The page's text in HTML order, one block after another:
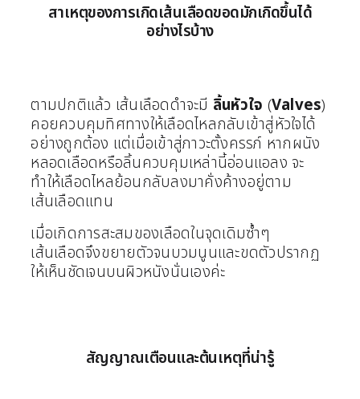
สาเหตุของการเกิดเส้นเลือดขอดมักเกิดขึ้นได้
อย่างไรบ้าง
ตามปกติแล้ว เส้นเลือดดำจะมี ลิ้นหัวใจ (Valves)
คอยควบคุมทิศทางให้เลือดไหลกลับเข้าสู่หัวใจได้
อย่างถูกต้อง แต่เมื่อเข้าสู่ภาวะตั้งครรภ์ หากผนัง
หลอดเลือดหรือลิ้นควบคุมเหล่านี้อ่อนแอลง จะ
ทำให้เลือดไหลย้อนกลับลงมาคั่งค้างอยู่ตาม
เส้นเลือดแทน
เมื่อเกิดการสะสมของเลือดในจุดเดิมซ้ำๆ
เส้นเลือดจึงขยายตัวจนบวมนูนและขดตัวปรากฏ
ให้เห็นชัดเจนบนผิวหนังนั่นเองค่ะ
สัญญาณเตือนและต้นเหตุที่น่ารู้